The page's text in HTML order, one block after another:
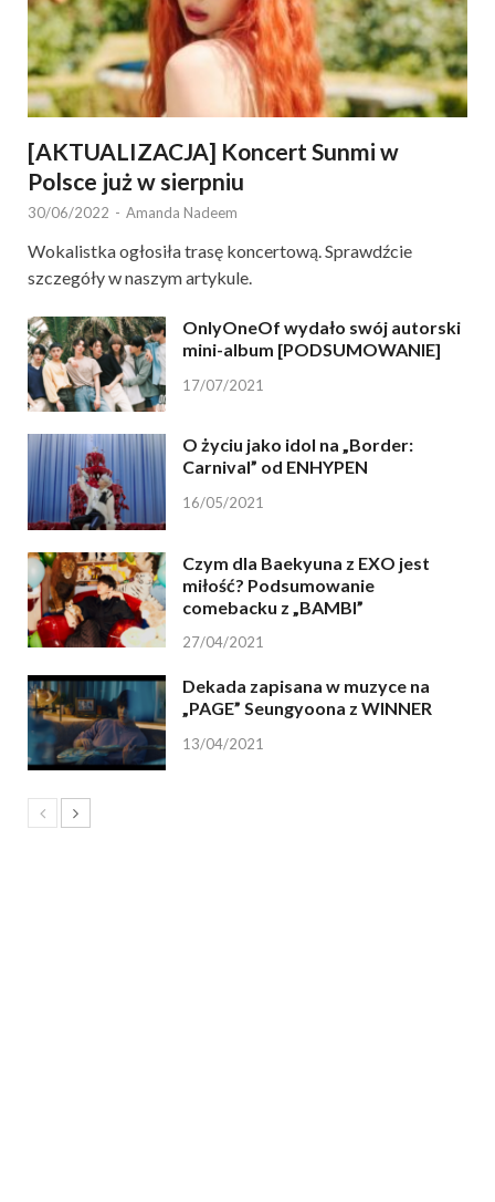
[AKTUALIZACJA] Koncert Sunmi w
Polsce już w sierpniu
30/06/2022 - Amanda Nadeem
Wokalistka ogłosiła trasę koncertową. Sprawdźcie
szczegóły w naszym artykule.
OnlyOneOf wydało swój autorski
mini-album [PODSUMOWANIE]
17/07/2021
O życiu jako idol na „Border:
Carnival” od ENHYPEN
16/05/2021
Czym dla Baekyuna z EXO jest
miłość? Podsumowanie
comebacku z „BAMBI”
27/04/2021
Dekada zapisana w muzyce na
„PAGE” Seungyoona z WINNER
13/04/2021